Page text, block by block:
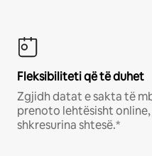
Fleksibiliteti që të duhet
Zgjidh datat e sakta të
prenoto lehtësisht
shkresurina shtesë.*